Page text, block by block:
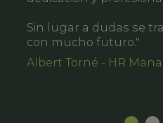
Sin lugar a dudas se
con mucho futuro."
Albert Torné - HR